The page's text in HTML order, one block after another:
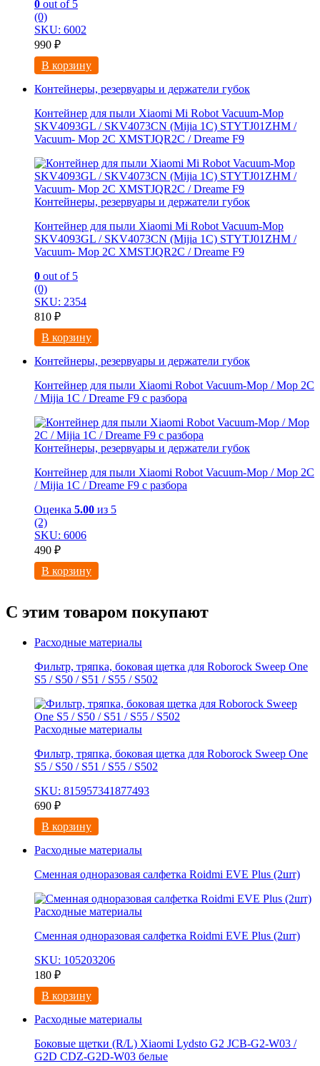
0 out of 5
(0)
SKU: 6002
990 ₽
В корзину
Контейнеры, резервуары и держатели губок
Контейнер для пыли Xiaomi Mi Robot Vacuum-Mop
SKV4093GL / SKV4073CN (Mijia 1C) STYTJ01ZHM /
Vacuum- Mop 2C XMSTJQR2C / Dreame F9
Контейнеры, резервуары и держатели губок
Контейнер для пыли Xiaomi Mi Robot Vacuum-Mop
SKV4093GL / SKV4073CN (Mijia 1C) STYTJ01ZHM /
Vacuum- Mop 2C XMSTJQR2C / Dreame F9
0 out of 5
(0)
SKU: 2354
810 ₽
В корзину
Контейнеры, резервуары и держатели губок
Контейнер для пыли Xiaomi Robot Vacuum-Mop / Mop 2C
/ Mijia 1C / Dreame F9 с разбора
Контейнеры, резервуары и держатели губок
Контейнер для пыли Xiaomi Robot Vacuum-Mop / Mop 2C
/ Mijia 1C / Dreame F9 с разбора
Оценка 5.00 из 5
(2)
SKU: 6006
490 ₽
В корзину
С этим товаром покупают
Расходные материалы
Фильтр, тряпка, боковая щетка для Roborock Sweep One
S5 / S50 / S51 / S55 / S502
Расходные материалы
Фильтр, тряпка, боковая щетка для Roborock Sweep One
S5 / S50 / S51 / S55 / S502
SKU: 815957341877493
690 ₽
В корзину
Расходные материалы
Сменная одноразовая салфетка Roidmi EVE Plus (2шт)
Расходные материалы
Сменная одноразовая салфетка Roidmi EVE Plus (2шт)
SKU: 105203206
180 ₽
В корзину
Расходные материалы
Боковые щетки (R/L) Xiaomi Lydsto G2 JCB-G2-W03 /
G2D CDZ-G2D-W03 белые